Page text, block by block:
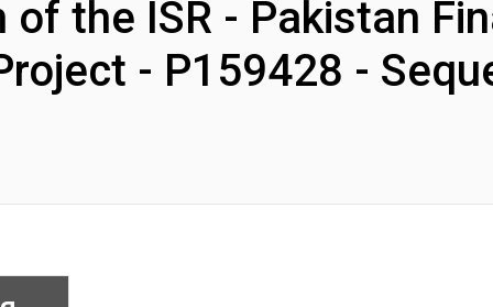
the ISR - Pakistan
- P159428 -